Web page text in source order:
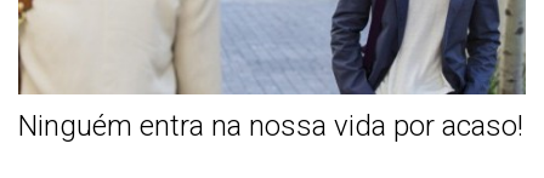
Ninguém entra na nossa vida por acaso!